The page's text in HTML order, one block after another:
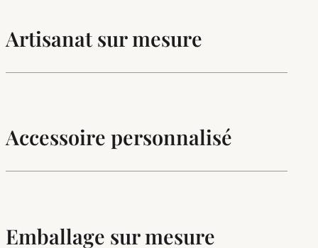
Artisanat sur mesure
Accessoire personnalisé
Emballage sur mesure